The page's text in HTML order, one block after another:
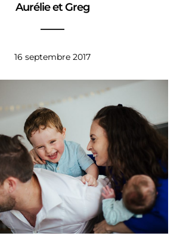
Aurélie et Greg
16 septembre 2017